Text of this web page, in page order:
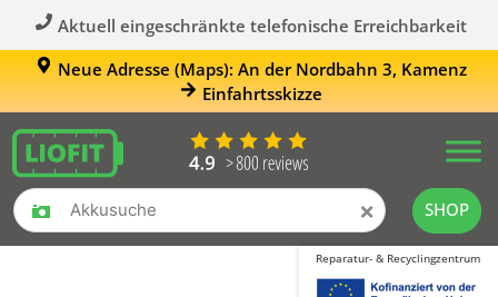
Aktuell eingeschränkte telefonische Erreichbarkeit
Neue Adresse (Maps): An der Nordbahn 3, Kamenz
Einfahrtsskizze
× SHOP
Reparatur- & Recyclingzentrum